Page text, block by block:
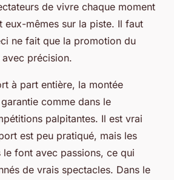
de vivre chaque moment
eux-mêmes sur la piste. Il faut
ne fait que la promotion du
précision.
à part entière, la montée
comme dans le
palpitantes. Il est vrai
est peu pratiqué, mais les
le font avec passions, ce qui
de vrais spectacles. Dans le